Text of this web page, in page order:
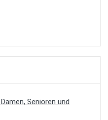
Senioren und